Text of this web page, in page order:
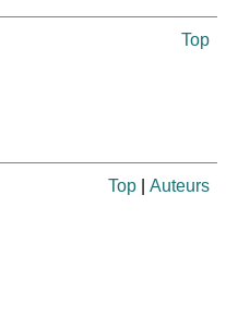
Top
Top
Auteurs